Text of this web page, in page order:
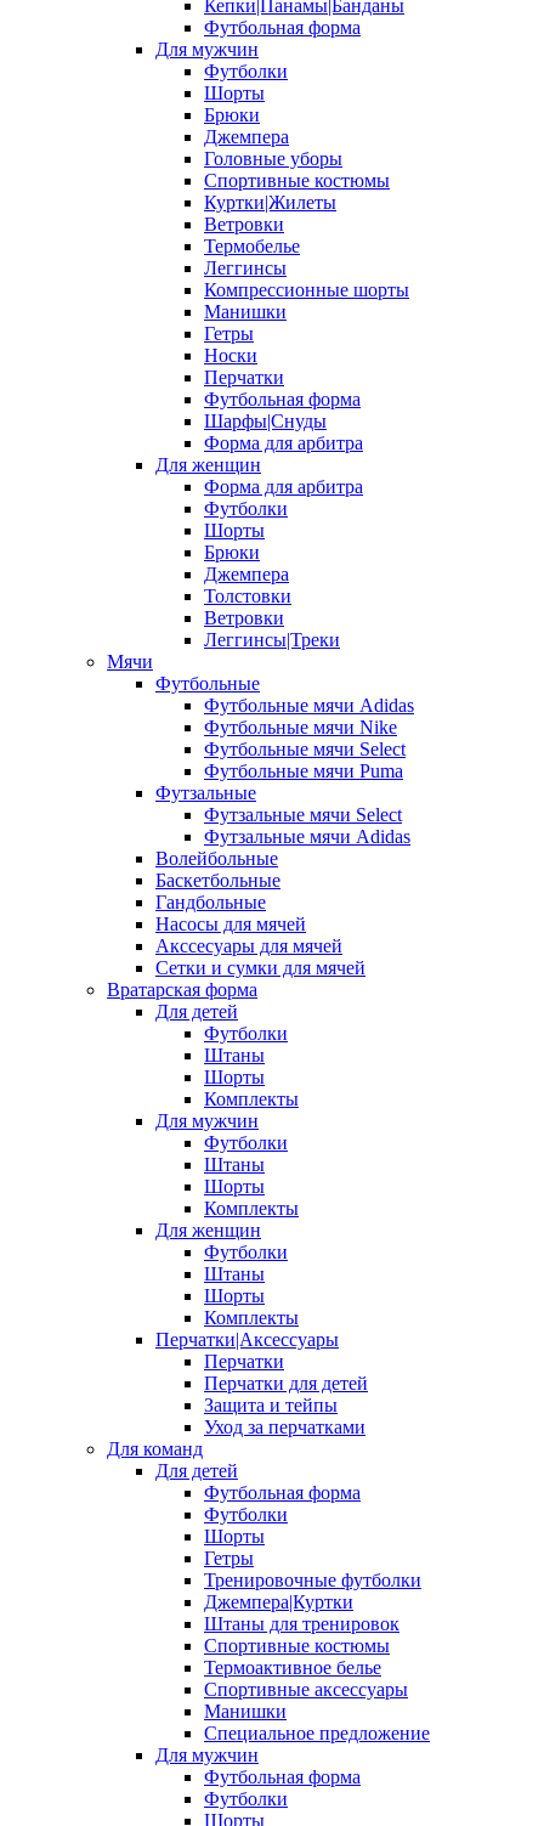
Кепки|Панамы|Банданы
Футбольная форма
Для мужчин
Футболки
Шорты
Брюки
Джемпера
Головные уборы
Спортивные костюмы
Куртки|Жилеты
Ветровки
Термобелье
Леггинсы
Компрессионные шорты
Манишки
Гетры
Носки
Перчатки
Футбольная форма
Шарфы|Снуды
Форма для арбитра
Для женщин
Форма для арбитра
Футболки
Шорты
Брюки
Джемпера
Толстовки
Ветровки
Леггинсы|Треки
Мячи
Футбольные
Футбольные мячи Adidas
Футбольные мячи Nike
Футбольные мячи Select
Футбольные мячи Puma
Футзальные
Футзальные мячи Select
Футзальные мячи Adidas
Волейбольные
Баскетбольные
Гандбольные
Насосы для мячей
Акссесуары для мячей
Сетки и сумки для мячей
Вратарская форма
Для детей
Футболки
Штаны
Шорты
Комплекты
Для мужчин
Футболки
Штаны
Шорты
Комплекты
Для женщин
Футболки
Штаны
Шорты
Комплекты
Перчатки|Аксессуары
Перчатки
Перчатки для детей
Защита и тейпы
Уход за перчатками
Для команд
Для детей
Футбольная форма
Футболки
Шорты
Гетры
Тренировочные футболки
Джемпера|Куртки
Штаны для тренировок
Спортивные костюмы
Термоактивное белье
Спортивные аксессуары
Манишки
Специальное предложение
Для мужчин
Футбольная форма
Футболки
Шорты